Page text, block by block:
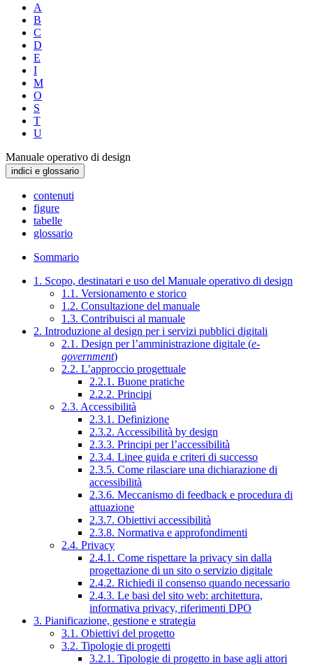
A
B
C
D
E
I
M
O
S
T
U
Manuale operativo di design
indici e glossario
contenuti
figure
tabelle
glossario
Sommario
1. Scopo, destinatari e uso del Manuale operativo di design
1.1. Versionamento e storico
1.2. Consultazione del manuale
1.3. Contribuisci al manuale
2. Introduzione al design per i servizi pubblici digitali
2.1. Design per l’amministrazione digitale (e-
government)
2.2. L’approccio progettuale
2.2.1. Buone pratiche
2.2.2. Principi
2.3. Accessibilità
2.3.1. Definizione
2.3.2. Accessibilità by design
2.3.3. Principi per l’accessibilità
2.3.4. Linee guida e criteri di successo
2.3.5. Come rilasciare una dichiarazione di
accessibilità
2.3.6. Meccanismo di feedback e procedura di
attuazione
2.3.7. Obiettivi accessibilità
2.3.8. Normativa e approfondimenti
2.4. Privacy
2.4.1. Come rispettare la privacy sin dalla
progettazione di un sito o servizio digitale
2.4.2. Richiedi il consenso quando necessario
2.4.3. Le basi del sito web: architettura,
informativa privacy, riferimenti DPO
3. Pianificazione, gestione e strategia
3.1. Obiettivi del progetto
3.2. Tipologie di progetti
3.2.1. Tipologie di progetto in base agli attori